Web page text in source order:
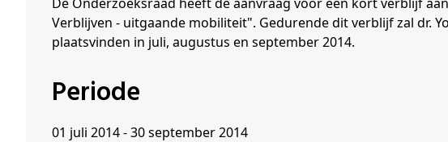
Verblijven - uitgaande mobiliteit". Gedurende dit verblijf zal dr.
plaatsvinden in juli, augustus en september 2014.
Periode
01 juli 2014 - 30 september 2014